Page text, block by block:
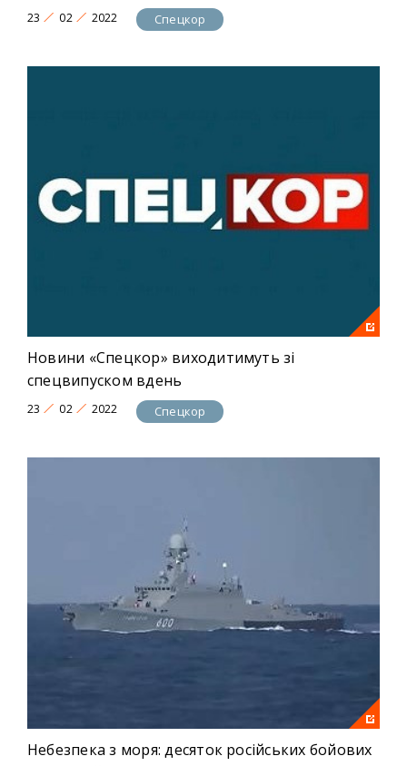
23 02 2022 Спецкор
Новини «Спецкор» виходитимуть зі
спецвипуском вдень
23 02 2022 Спецкор
Небезпека з моря: десяток російських бойових